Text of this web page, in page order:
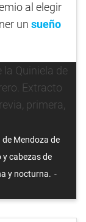
al elegir
un sueño
Mendoza de
y cabezas de
y nocturna.